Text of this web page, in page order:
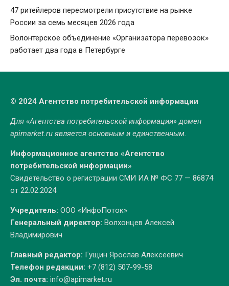
47 ритейлеров пересмотрели присутствие на рынке
России за семь месяцев 2026 года
Волонтерское объединение «Организатора перевозок»
работает два года в Петербурге
© 2024 Агентство потребительской информации
Для «Агентства потребительской информации» домен
apimarket.ruявляется основным и единственным.
Информационное агентство «Агентство
потребительской информации»
Свидетельство о регистрации СМИ ИА № ФС 77 — 86874
от 22.02.2024
Учредитель: ООО «ИнфоПоток»
Генеральный директор: Волхонцев Алексей
Владимирович
Главный редактор: Гущин Ярослав Алексеевич
Телефон редакции: +7 (812) 507-99-58
Эл. почта: info@apimarket.ru